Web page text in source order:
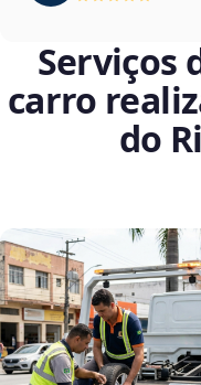
Serviços
carro
do